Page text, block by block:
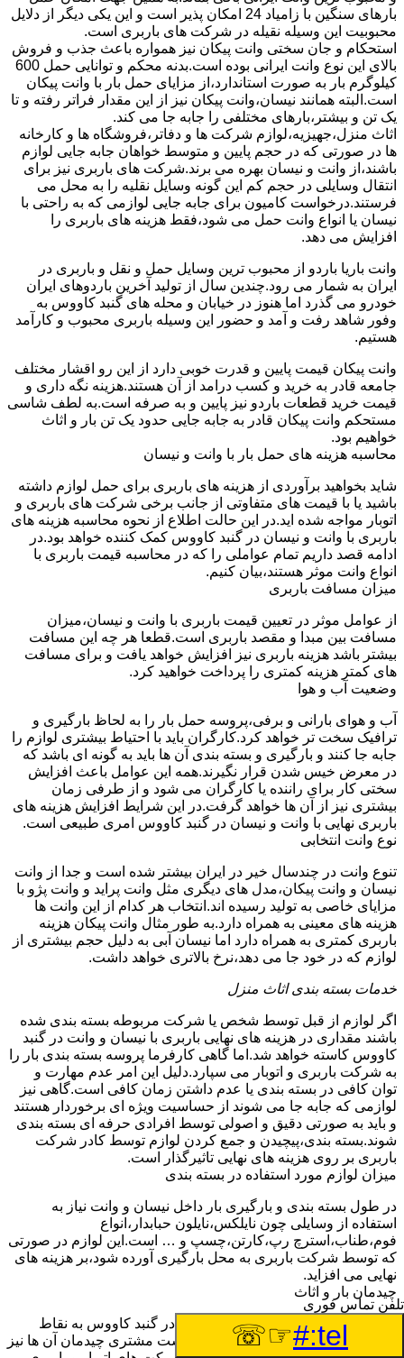
بارهای سنگین با زامیاد 24 امکان پذیر است و این یکی دیگر از دلایل
محبوبیت این وسیله نقیله در شرکت های باربری است.
استحکام و جان سختی وانت پیکان نیز همواره باعث جذب و فروش
بالای این نوع وانت ایرانی بوده است.بدنه محکم و توانایی حمل 600
کیلوگرم بار به صورت استاندارد،از مزایای حمل بار با وانت پیکان
است.البته همانند نیسان،وانت پیکان نیز از این مقدار فراتر رفته و تا
یک تن و بیشتر،بارهای مختلفی را جابه جا می کند.
اثاث منزل،جهیزیه،لوازم شرکت ها و دفاتر،فروشگاه ها و کارخانه
ها در صورتی که در حجم پایین و متوسط خواهان جابه جایی لوازم
باشند،از وانت و نیسان بهره می برند.شرکت های باربری نیز برای
انتقال وسایلی در حجم کم این گونه وسایل نقلیه را به محل می
فرستند.درخواست کامیون برای جابه جایی لوازمی که به راحتی با
نیسان یا انواع وانت حمل می شود،فقط هزینه های باربری را
افزایش می دهد.
وانت باریا باردو از محبوب ترین وسایل حمل و نقل و باربری در
ایران به شمار می رود.چندین سال از تولید آخرین باردوهای ایران
خودرو می گذرد اما هنوز در خیابان و محله های گنبد کاووس به
وفور شاهد رفت و آمد و حضور این وسیله باربری محبوب و کارآمد
هستیم.
وانت پیکان قیمت پایین و قدرت خوبی دارد از این رو اقشار مختلف
جامعه قادر به خرید و کسب درامد از آن هستند.هزینه نگه داری و
قیمت خرید قطعات باردو نیز پایین و به صرفه است.به لطف شاسی
مستحکم وانت پیکان قادر به جابه جایی حدود یک تن بار و اثاث
خواهیم بود.
محاسبه هزینه های حمل بار با وانت و نیسان
شاید بخواهید برآوردی از هزینه های باربری برای حمل لوازم داشته
باشید یا با قیمت های متفاوتی از جانب برخی شرکت های باربری و
اتوبار مواجه شده اید.در این حالت اطلاع از نحوه محاسبه هزینه های
باربری با وانت و نیسان در گنبد کاووس کمک کننده خواهد بود.در
ادامه قصد داریم تمام عواملی را که در محاسبه قیمت باربری با
انواع وانت موثر هستند،بیان کنیم.
میزان مسافت باربری
از عوامل موثر در تعیین قیمت باربری با وانت و نیسان،میزان
مسافت بین مبدا و مقصد باربری است.قطعا هر چه این مسافت
بیشتر باشد هزینه باربری نیز افزایش خواهد یافت و برای مسافت
های کمتر هزینه کمتری را پرداخت خواهید کرد.
وضعیت آب و هوا
آب و هوای بارانی و برفی،پروسه حمل بار را به لحاظ بارگیری و
ترافیک سخت تر خواهد کرد.کارگران باید با احتیاط بیشتری لوازم را
جابه جا کنند و بارگیری و بسته بندی آن ها باید به گونه ای باشد که
در معرض خیس شدن قرار نگیرند.همه این عوامل باعث افزایش
سختی کار برای راننده یا کارگران می شود و از طرفی زمان
بیشتری نیز از آن ها خواهد گرفت.در این شرایط افزایش هزینه های
باربری نهایی با وانت و نیسان در گنبد کاووس امری طبیعی است.
نوع وانت انتخابی
تنوع وانت در چندسال خیر در ایران بیشتر شده است و جدا از وانت
نیسان و وانت پیکان،مدل های دیگری مثل وانت پراید و وانت پژو با
مزایای خاصی به تولید رسیده اند.انتخاب هر کدام از این وانت ها
هزینه های معینی به همراه دارد.به طور مثال وانت پیکان هزینه
باربری کمتری به همراه دارد اما نیسان آبی به دلیل حجم بیشتری از
لوازم که در خود جا می دهد،نرخ بالاتری خواهد داشت.
خدمات بسته بندی اثاث منزل
اگر لوازم از قبل توسط شخص یا شرکت مربوطه بسته بندی شده
باشند مقداری در هزینه های نهایی باربری با نیسان و وانت در گنبد
کاووس کاسته خواهد شد.اما گاهی کارفرما پروسه بسته بندی بار را
به شرکت باربری و اتوبار می سپارد.دلیل این امر عدم مهارت و
توان کافی در بسته بندی یا عدم داشتن زمان کافی است.گاهی نیز
لوازمی که جابه جا می شوند از حساسیت ویژه ای برخوردار هستند
و باید به صورتی دقیق و اصولی توسط افرادی حرفه ای بسته بندی
شوند.بسته بندی،پیچیدن و جمع کردن لوازم توسط کادر شرکت
باربری بر روی هزینه های نهایی تاثیرگذار است.
میزان لوازم مورد استفاده در بسته بندی
در طول بسته بندی و بارگیری بار داخل نیسان و وانت نیاز به
استفاده از وسایلی چون نایلکس،نایلون حبابدار،انواع
فوم،طناب،استرچ رپ،کارتن،چسپ و … است.این لوازم در صورتی
که توسط شرکت باربری به محل بارگیری آورده شود،بر هزینه های
نهایی می افزاید.
چیدمان بار و اثاث
گاهی لوازمی که توسط وانت و نیسان در گنبد کاووس به نقاط
مختلف جابه جا می شوند،بنا به درخواست مشتری چیدمان آن ها نیز
تلفن تماس فوری
tel:#
☞☏